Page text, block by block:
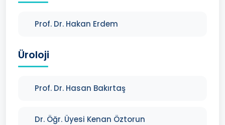
Prof. Dr. Hakan Erdem
Üroloji
Prof. Dr. Hasan Bakırtaş
Dr. Öğr. Üyesi Kenan Öztorun